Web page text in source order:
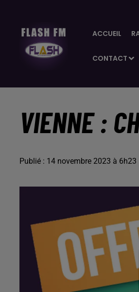
ACCUEIL
CONTACT
VIENNE :
Publié : 14 novembre 2023 à 6h23